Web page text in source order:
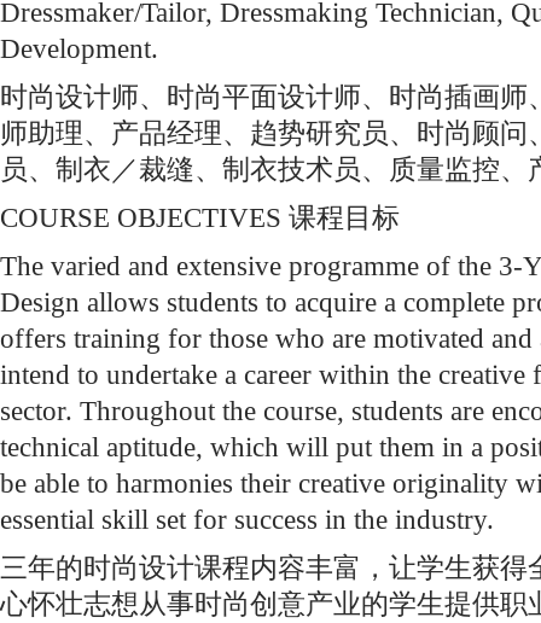
Dressmaker/Tailor, Dressmaking Technician,
Development.
时尚设计师、时尚平面设计师、时尚插画师
师助理、产品经理、趋势研究员、时尚顾问
员、制衣／裁缝、制衣技术员、质量监控、
COURSE OBJECTIVES 课程目标
The varied and extensive programme of the 3-
Design allows students to acquire a complete
offers training for those who are motivated
intend to undertake a career within the
sector. Throughout the course, students are
technical aptitude, which will put them in a
be able to harmonies their creative originality
essential skill set for success in the industry.
三年的时尚设计课程内容丰富，让学生获得
心怀壮志想从事时尚创意产业的学生提供职